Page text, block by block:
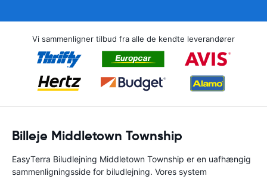
Vi sammenligner tilbud fra alle de kendte leverandører
Billeje Middletown Township
EasyTerra Biludlejning Middletown Township er en uafhængig
sammenligningsside for biludlejning. Vores system